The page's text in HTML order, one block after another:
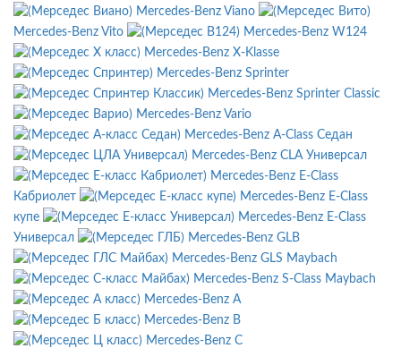
Mercedes-Benz Viano
Mercedes-Benz Vito
Mercedes-Benz W124
Mercedes-Benz X-Klasse
Mercedes-Benz Sprinter
Mercedes-Benz Sprinter Classic
Mercedes-Benz Vario
Mercedes-Benz A-Class Седан
Mercedes-Benz CLA Универсал
Mercedes-Benz E-Class
Кабриолет
Mercedes-Benz E-Class
купе
Mercedes-Benz E-Class
Универсал
Mercedes-Benz GLB
Mercedes-Benz GLS Maybach
Mercedes-Benz S-Class Maybach
Mercedes-Benz A
Mercedes-Benz B
Mercedes-Benz C